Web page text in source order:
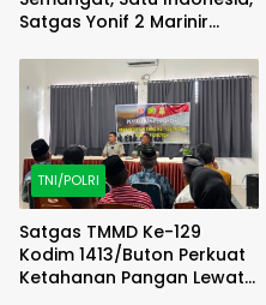
Satgas Yonif 2 Marinir
Kibarkan Merah Putih
TNI/POLRI
Satgas TMMD Ke-129
Kodim 1413/Buton Perkuat
Ketahanan Pangan Lewat